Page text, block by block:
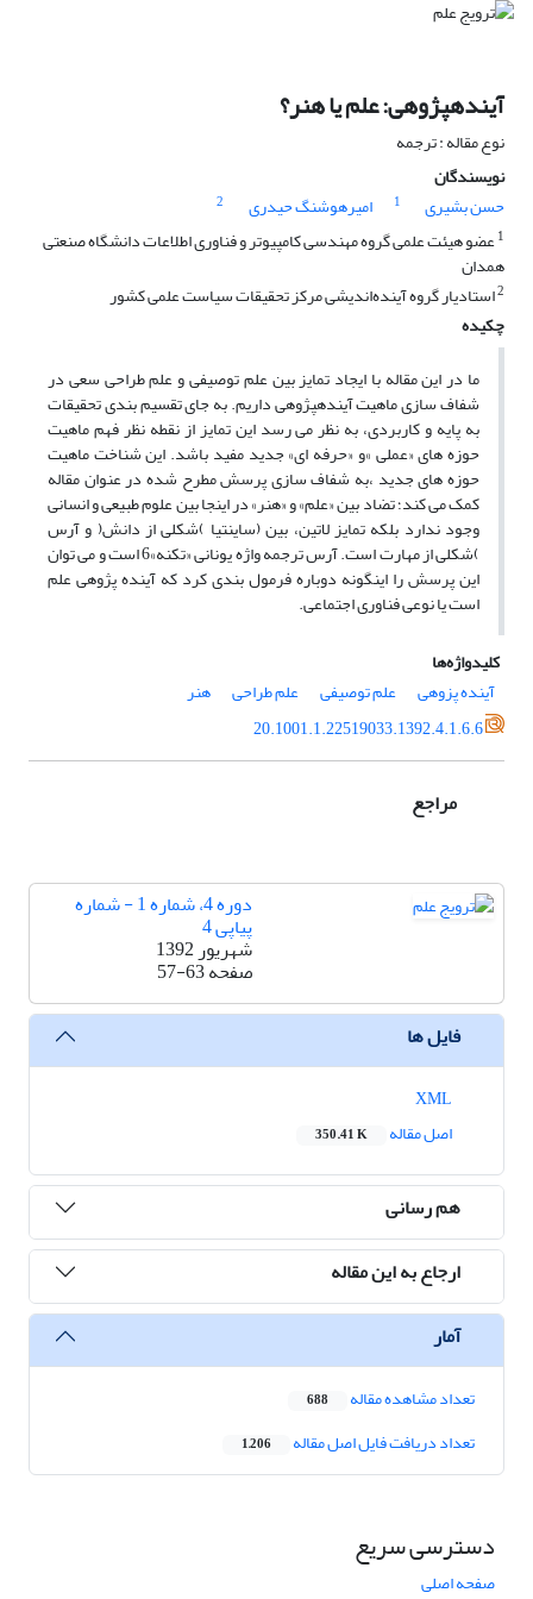
آیندهپژوهی: علم یا هنر؟
نوع مقاله : ترجمه
نویسندگان
حسن بشیری
1 امیرهوشنگ حیدری
2
1عضو هیئت علمی گروه مهندسی کامپیوتر و فناوری اطلاعات دانشگاه صنعتی
همدان
2استادیار گروه آینده‌اندیشی مرکز تحقیقات سیاست علمی کشور
چکیده
ما در این مقاله با ایجاد تمایز بین علم توصیفی و علم طراحی سعی در
شفاف سازی ماهیت آیندهپژوهی داریم. به جای تقسیم بندی تحقیقات
به پایه و کاربردی، به نظر می رسد این تمایز از نقطه نظر فهم ماهیت
حوزه های «عملی »و «حرفه ای» جدید مفید باشد. این شناخت ماهیت
حوزه های جدید ،به شفاف سازی پرسش مطرح شده در عنوان مقاله
کمک می کند؛ تضاد بین «علم» و «هنر» در اینجا بین علوم طبیعی و انسانی
وجود ندارد بلکه تمایز لاتین، بین (ساینتیا )شکلی از دانش( و آرس
)شکلی از مهارت است. آرس ترجمه واژه یونانی «تکنه»6 است و می توان
این پرسش را اینگونه دوباره فرمول بندی کرد که آینده پژوهی علم
است یا نوعی فناوری اجتماعی.
کلیدواژه‌ها
آینده پزوهی
علم توصیفی علم طراحی
هنر
20.1001.1.22519033.1392.4.1.6.6
مراجع
دوره 4، شماره 1 - شماره
پیاپی 4
شهریور 1392
صفحه57-63
فایل ها
اصل مقاله
350.41 K
هم رسانی
ارجاع به این مقاله
آمار
تعداد مشاهده مقاله 688
تعداد دریافت فایل اصل مقاله 1,206
دسترسی سریع
صفحه اصلی